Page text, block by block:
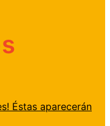
Éstas aparecerán